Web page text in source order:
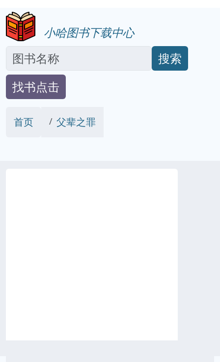
小哈图书下载中心
搜索
找书点击
首页 父辈之罪